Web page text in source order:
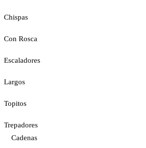
Chispas
Con Rosca
Escaladores
Largos
Topitos
Trepadores
Cadenas